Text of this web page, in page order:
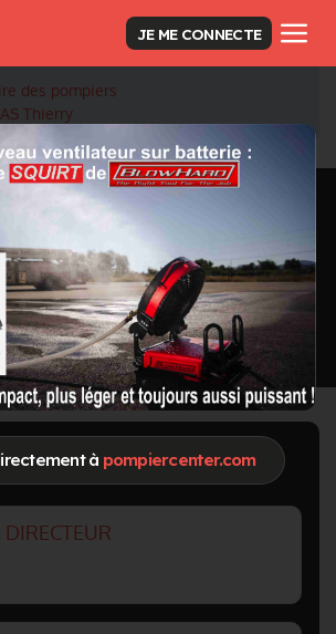
à pompiercenter.com
JE ME CONNECTE
des pompiers
Thierry
Retour à la liste des pompiers
DARRAS Thierry
Grade : Colonel
à 15:04
le 18/04/2023 à 10:26